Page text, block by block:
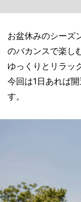
お盆休みのシーズ
のバカンスで楽し
ゆっくりとリラッ
今回は1日あれば
す。